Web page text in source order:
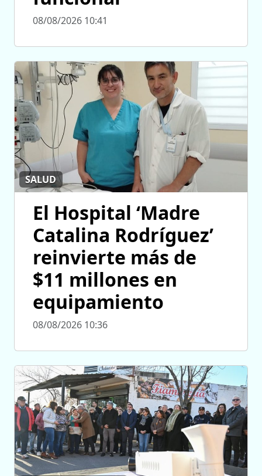
08/08/2026 10:41
SALUD
El Hospital ‘Madre
Catalina Rodríguez’
reinvierte más de
$11 millones en
equipamiento
08/08/2026 10:36